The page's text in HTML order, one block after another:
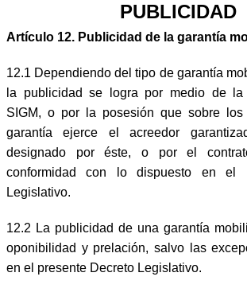
PUBLICIDAD
Artículo 12. Publicidad de la garantía
12.1 Dependiendo del tipo de garantía
la publicidad se logra por medio de la
SIGM, o por la posesión que sobre
garantía ejerce el acreedor
designado por éste, o por el
conformidad con lo dispuesto en el
Legislativo.
12.2 La publicidad de una garantía
oponibilidad y prelación, salvo las
en el presente Decreto Legislativo.